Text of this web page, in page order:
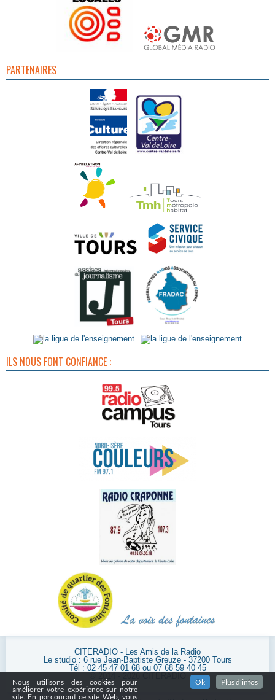
PARTENAIRES
ILS NOUS FONT CONFIANCE :
CITERADIO - Les Amis de la Radio
Le studio : 6 rue Jean-Baptiste Greuze - 37200 Tours
Tél : 02 45 47 01 68 ou 07 68 59 40 45
Nous utilisons des cookies pour
améliorer votre expérience sur notre
site. En parcourant ce site Web, vous
Ok Plus d'infos